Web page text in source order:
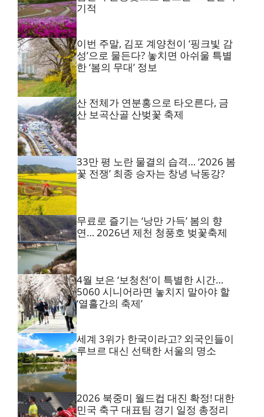
기적
이번 주말, 김포 계양천이 ‘핑크빛 감
성’으로 물든다? 놓치면 아쉬울 특별
한 ‘봄의 무대’ 정보
산 전체가 연분홍으로 타오른다, 금
산 보곡산골 산벚꽃 축제
33만 평 노란 물결의 습격… ‘2026 봄
꽃 전쟁’ 최종 승자는 창녕 낙동강?
무료로 즐기는 ‘낭만 가득’ 봄의 향
연… 2026년 제천 청풍호 벚꽃축제
4월 보은 ‘보청천’이 특별한 시간…
5060 시니어라면 놓치지 말아야 할
‘열흘간의 축제’
세계 3위가 한국이라고? 외국인들이
루브르 대신 선택한 서울의 명소
2026 북중미 월드컵 대진 확정! 대한
민국 축구 대표팀 경기 일정 총정리